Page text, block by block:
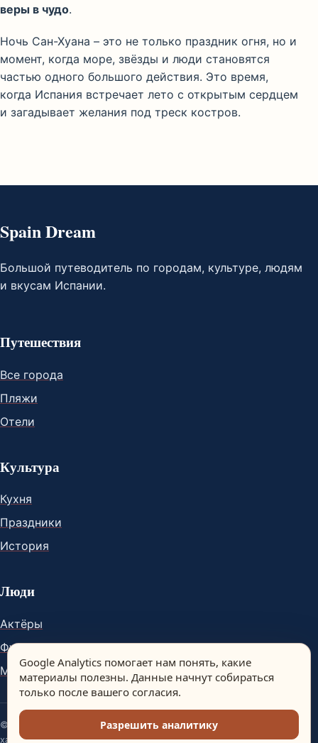
веры в чудо.
Ночь Сан-Хуана – это не только праздник огня, но и
момент, когда море, звёзды и люди становятся
частью одного большого действия. Это время,
когда Испания встречает лето с открытым сердцем
и загадывает желания под треск костров.
Spain Dream
Большой путеводитель по городам, культуре, людям
и вкусам Испании.
Путешествия
Все города
Пляжи
Отели
Культура
Кухня
Праздники
История
Люди
Актёры
Футболисты
Музыканты
© Spain Dream. Материалы сайта носят информационный
характер.
Google Analytics помогает нам понять, какие
материалы полезны. Данные начнут собираться
только после вашего согласия.
Разрешить аналитику